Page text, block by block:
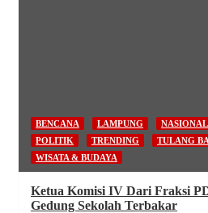
BENCANA LAMPUNG NASIONAL
POLITIK
TRENDING
TULANG
WISATA & BUDAYA
Ketua Komisi IV Dari Fraksi
Gedung Sekolah Terbakar